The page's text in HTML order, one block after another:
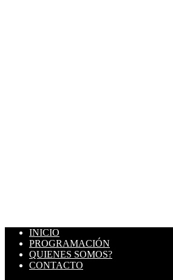
INICIO
PROGRAMACIÓN
QUIENES SOMOS?
CONTACTO